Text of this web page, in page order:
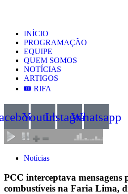
INÍCIO
PROGRAMAÇÃO
EQUIPE
QUEM SOMOS
NOTÍCIAS
ARTIGOS
🎟️ RIFA
YoutubeInstagramWhatsapp
Notícias
PCC interceptava
combustíveis na Faria Lima,